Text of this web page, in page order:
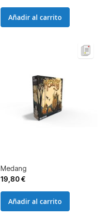
Añadir al carrito
Medang
19,80 €
Añadir al carrito